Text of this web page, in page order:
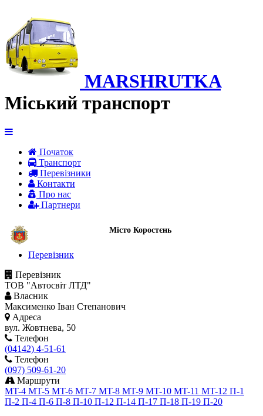
MARSHRUTKA
Міський транспорт
Початок
Транспорт
Перевiзники
Контакти
Про нас
Партнери
Місто Коростєнь
Перевізник
Перевізник
ТОВ "Автосвіт ЛТД"
Власник
Максименко Іван Степанович
Адреса
вул. Жовтнева, 50
Телефон
(04142) 4-51-61
Телефон
(097) 509-61-20
Маршрути
MT-4 MT-5 MT-6 MT-7 MT-8 MT-9 MT-10 MT-11 MT-12 П-1
П-2 П-4 П-6 П-8 П-10 П-12 П-14 П-17 П-18 П-19 П-20